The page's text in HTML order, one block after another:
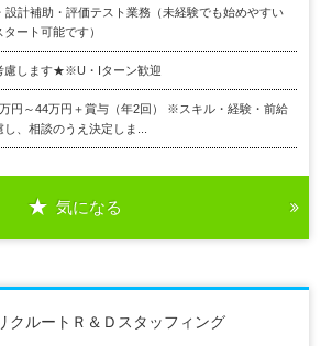
設計補助・評価テスト業務（未経験でも始めやすい
ート可能です）
慮します★※U・Iターン歓迎
円～44万円＋賞与（年2回） ※スキル・経験・前給
、相談のうえ決定しま...
気になる
クルートＲ＆Ｄスタッフィング